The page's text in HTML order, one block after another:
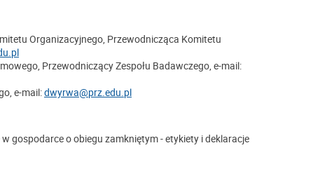
Organizacyjnego, Przewodnicząca Komitetu
Przewodniczący Zespołu Badawczego, e-mail:
e-mail:dwyrwa@prz.edu.pl
gospodarce o obiegu zamkniętym - etykiety i deklaracje